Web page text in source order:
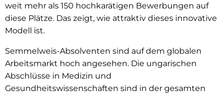
weit mehr als 150 hochkarätigen Bewerbungen auf
diese Plätze. Das zeigt, wie attraktiv dieses innovative
Modell ist.
Semmelweis-Absolventen sind auf dem globalen
Arbeitsmarkt hoch angesehen. Die ungarischen
Abschlüsse in Medizin und
Gesundheitswissenschaften sind in der gesamten